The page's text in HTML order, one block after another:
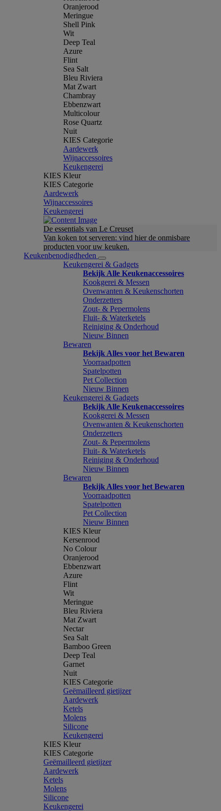
Oranjerood
Meringue
Shell Pink
Wit
Deep Teal
Azure
Flint
Sea Salt
Bleu Riviera
Mat Zwart
Chambray
Ebbenzwart
Multicolour
Rose Quartz
Nuit
KIES Categorie
Aardewerk
Wijnaccessoires
Keukengerei
KIES Kleur
KIES Categorie
Aardewerk
Wijnaccessoires
Keukengerei
De essentials van Le Creuset
Van koken tot serveren: vind hier de onmisbare
producten voor uw keuken.
Keukenbenodigdheden
Keukengerei & Gadgets
Bekijk Alle Keukenaccessoires
Kookgerei & Messen
Ovenwanten & Keukenschorten
Onderzetters
Zout- & Pepermolens
Fluit- & Waterketels
Reiniging & Onderhoud
Nieuw Binnen
Bewaren
Bekijk Alles voor het Bewaren
Voorraadpotten
Spatelpotten
Pet Collection
Nieuw Binnen
Keukengerei & Gadgets
Bekijk Alle Keukenaccessoires
Kookgerei & Messen
Ovenwanten & Keukenschorten
Onderzetters
Zout- & Pepermolens
Fluit- & Waterketels
Reiniging & Onderhoud
Nieuw Binnen
Bewaren
Bekijk Alles voor het Bewaren
Voorraadpotten
Spatelpotten
Pet Collection
Nieuw Binnen
KIES Kleur
Kersenrood
No Colour
Oranjerood
Ebbenzwart
Azure
Flint
Wit
Meringue
Bleu Riviera
Mat Zwart
Nectar
Sea Salt
Bamboo Green
Deep Teal
Garnet
Nuit
KIES Categorie
Geëmailleerd gietijzer
Aardewerk
Ketels
Molens
Silicone
Keukengerei
KIES Kleur
KIES Categorie
Geëmailleerd gietijzer
Aardewerk
Ketels
Molens
Silicone
Keukengerei